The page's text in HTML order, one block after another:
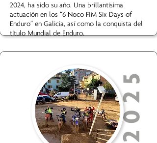
2024, ha sido su año. Una brillantísima
actuación en los “6 Noco FIM Six Days of
Enduro” en Galicia, así como la conquista del
título Mundial de Enduro.
2025